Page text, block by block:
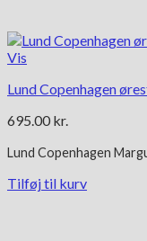
Vis
Lund Copenhagen
695.00 kr.
Lund Copenhagen
Tilføj til kurv